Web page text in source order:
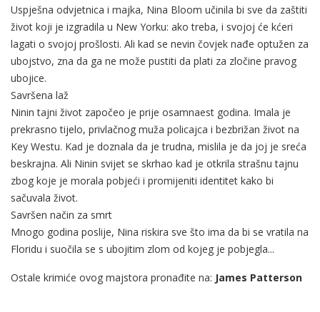
Uspješna odvjetnica i majka, Nina Bloom učinila bi sve da zaštiti
život koji je izgradila u New Yorku: ako treba, i svojoj će kćeri
lagati o svojoj prošlosti. Ali kad se nevin čovjek nađe optužen za
ubojstvo, zna da ga ne može pustiti da plati za zločine pravog
ubojice.
Savršena laž
Ninin tajni život započeo je prije osamnaest godina. Imala je
prekrasno tijelo, privlačnog muža policajca i bezbrižan život na
Key Westu. Kad je doznala da je trudna, mislila je da joj je sreća
beskrajna. Ali Ninin svijet se skrhao kad je otkrila strašnu tajnu
zbog koje je morala pobjeći i promijeniti identitet kako bi
sačuvala život.
Savršen način za smrt
Mnogo godina poslije, Nina riskira sve što ima da bi se vratila na
Floridu i suočila se s ubojitim zlom od kojeg je pobjegla...
Ostale krimiće ovog majstora pronađite na: James Patterson